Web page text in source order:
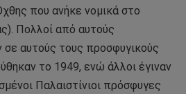
που ανήκε νομικά στο
Πολλοί από αυτούς
σε αυτούς τους προσφυγικούς
το 1949, ενώ άλλοι έγιναν
Παλαιστίνιοι πρόσφυγες